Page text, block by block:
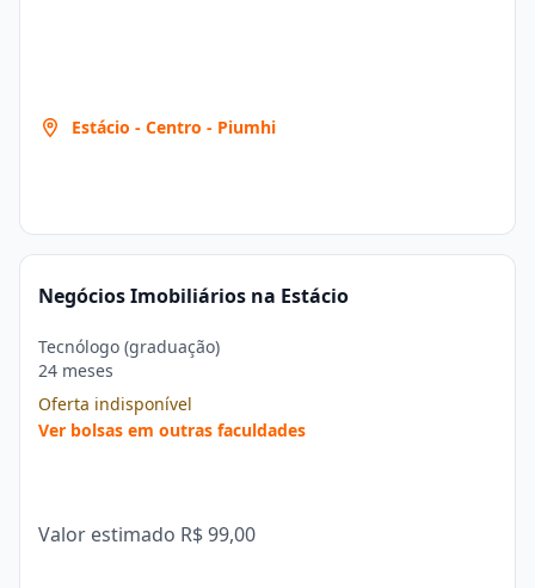
Estácio - Centro - Piumhi
Negócios Imobiliários na Estácio
Tecnólogo (graduação)
24 meses
Oferta indisponível
Ver bolsas em outras faculdades
Valor estimado R$ 99,00